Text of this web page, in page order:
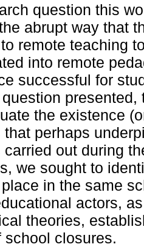
question this
abrupt way that
remote teaching
into remote
successful for
the existence
that perhaps
carried out during
we sought to
in the same
actors,
theories,
school closures.